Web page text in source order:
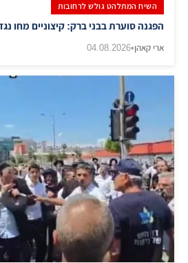
השיח המתלהט גולש לרחובות
הפגנה סוערת בבני ברק: קיצוניים מחו
ארי קאהן•
04.08.2026